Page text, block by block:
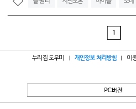
1
누리집 도우미 개인정보 처리방침 이
PC버전